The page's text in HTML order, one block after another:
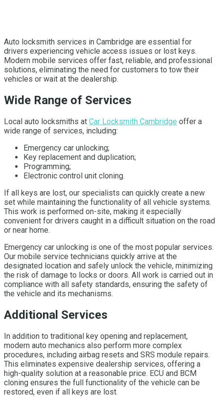
Auto locksmith services in Cambridge are essential for
drivers experiencing vehicle access issues or lost keys.
Modern mobile services offer fast, reliable, and professional
solutions, eliminating the need for customers to tow their
vehicles or wait at the dealership.
Wide Range of Services
Local auto locksmiths at Car Locksmith Cambridge offer a
wide range of services, including:
Emergency car unlocking;
Key replacement and duplication;
Programming;
Electronic control unit cloning.
If all keys are lost, our specialists can quickly create a new
set while maintaining the functionality of all vehicle systems.
This work is performed on-site, making it especially
convenient for drivers caught in a difficult situation on the road
or near home.
Emergency car unlocking is one of the most popular services.
Our mobile service technicians quickly arrive at the
designated location and safely unlock the vehicle, minimizing
the risk of damage to locks or doors. All work is carried out in
compliance with all safety standards, ensuring the safety of
the vehicle and its mechanisms.
Additional Services
In addition to traditional key opening and replacement,
modern auto mechanics also perform more complex
procedures, including airbag resets and SRS module repairs.
This eliminates expensive dealership services, offering a
high-quality solution at a reasonable price. ECU and BCM
cloning ensures the full functionality of the vehicle can be
restored, even if all keys are lost.